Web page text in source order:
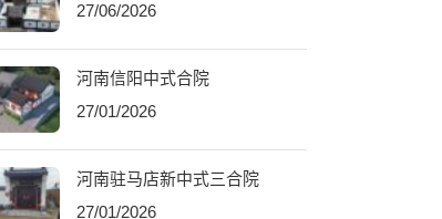
27/06/2026
河南信阳中式合院
27/01/2026
河南驻马店新中式三合院
27/01/2026